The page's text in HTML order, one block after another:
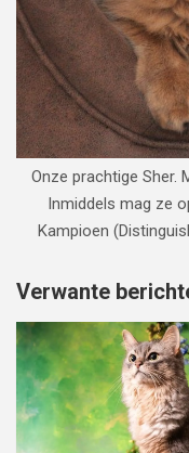
Onze prachtige Sher.
Inmiddels mag ze
Kampioen
Verwante